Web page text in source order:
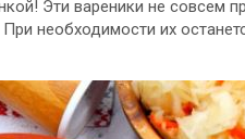
Эти вареники не совсем
необходимости их